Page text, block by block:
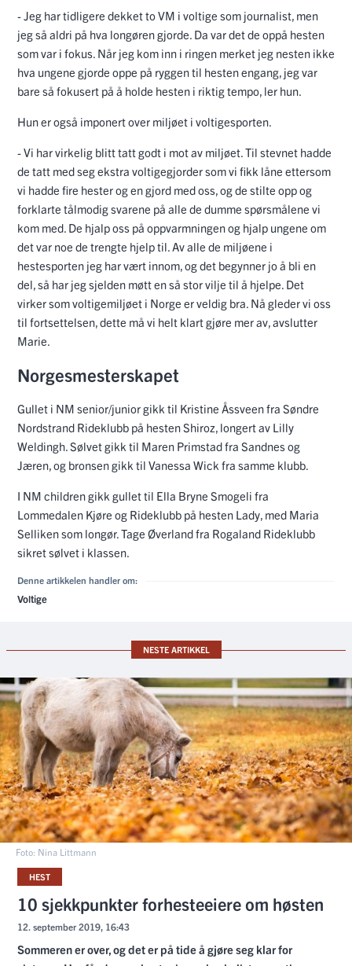
- Jeg har tidligere dekket to VM i voltige som journalist, men
jeg så aldri på hva longøren gjorde. Da var det de oppå hesten
som var i fokus. Når jeg kom inn i ringen merket jeg nesten ikke
hva ungene gjorde oppe på ryggen til hesten engang, jeg var
bare så fokusert på å holde hesten i riktig tempo, ler hun.
Hun er også imponert over miljøet i voltigesporten.
- Vi har virkelig blitt tatt godt i mot av miljøet. Til stevnet hadde
de tatt med seg ekstra voltigegjorder som vi fikk låne ettersom
vi hadde fire hester og en gjord med oss, og de stilte opp og
forklarte tålmodig svarene på alle de dumme spørsmålene vi
kom med. De hjalp oss på oppvarmningen og hjalp ungene om
det var noe de trengte hjelp til. Av alle de miljøene i
hestesporten jeg har vært innom, og det begynner jo å bli en
del, så har jeg sjelden møtt en så stor vilje til å hjelpe. Det
virker som voltigemiljøet i Norge er veldig bra. Nå gleder vi oss
til fortsettelsen, dette må vi helt klart gjøre mer av, avslutter
Marie.
Norgesmesterskapet
Gullet i NM senior/junior gikk til Kristine Åssveen fra Søndre
Nordstrand Rideklubb på hesten Shiroz, longert av Lilly
Weldingh. Sølvet gikk til Maren Primstad fra Sandnes og
Jæren, og bronsen gikk til Vanessa Wick fra samme klubb.
I NM children gikk gullet til Ella Bryne Smogeli fra
Lommedalen Kjøre og Rideklubb på hesten Lady, med Maria
Selliken som longør. Tage Øverland fra Rogaland Rideklubb
sikret sølvet i klassen.
Denne artikkelen handler om:
Voltige
NESTE ARTIKKEL
Foto: Nina Littmann
HEST
10 sjekkpunkter forhesteeiere om høsten
12. september 2019, 16:43
Sommeren er over, og det er på tide å gjøre seg klar for